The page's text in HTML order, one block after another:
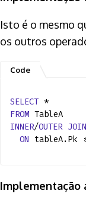
Isto é o mesmo
os outros
SELECT *
FROM TableA
INNER/OUTER JOIN
ON tableA.Pk
Implementação